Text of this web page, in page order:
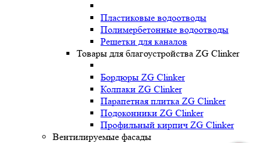
Пластиковые водоотводы
Полимербетонные водоотводы
Решетки для каналов
Товары для благоустройства ZG Clinker
Бордюры ZG Clinker
Колпаки ZG Clinker
Парапетная плитка ZG Clinker
Подоконники ZG Clinker
Профильный кирпич ZG Clinker
Вентилируемые фасады